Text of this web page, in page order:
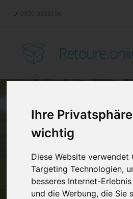
Ihre
wichtig
Diese Website verwendet
Targeting Technologien,
besseres Internet-
und die Werbung, die Sie